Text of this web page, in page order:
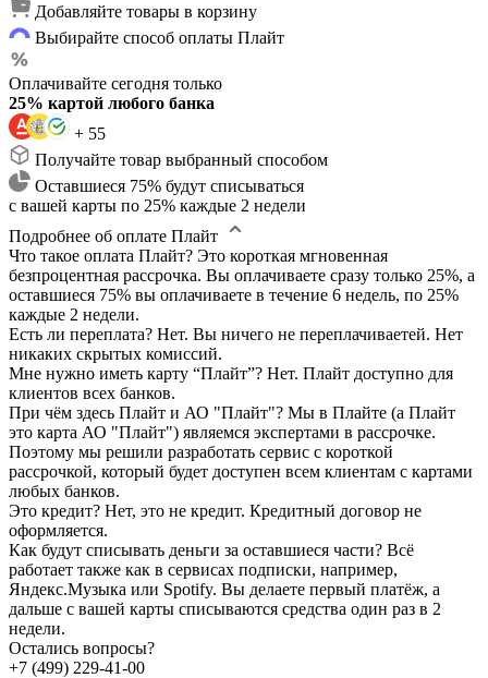
Добавляйте товары в корзину
Выбирайте способ оплаты Плайт
Оплачивайте сегодня только
25% картой любого банка
+ 55
Получайте товар выбранный способом
Оставшиеся 75% будут списываться
с вашей карты по 25% каждые 2 недели
Подробнее об оплате Плайт
Что такое оплата Плайт? Это короткая мгновенная
безпроцентная рассрочка. Вы оплачиваете сразу только 25%, а
оставшиеся 75% вы оплачиваете в течение 6 недель, по 25%
каждые 2 недели.
Есть ли переплата? Нет. Вы ничего не переплачиваетей. Нет
никаких скрытых комиссий.
Мне нужно иметь карту “Плайт”? Нет. Плайт доступно для
клиентов всех банков.
При чём здесь Плайт и АО "Плайт"? Мы в Плайте (а Плайт
это карта АО "Плайт") являемся экспертами в рассрочке.
Поэтому мы решили разработать сервис с короткой
рассрочкой, который будет доступен всем клиентам с картами
любых банков.
Это кредит? Нет, это не кредит. Кредитный договор не
оформляется.
Как будут списывать деньги за оставшиеся части? Всё
работает также как в сервисах подписки, например,
Яндекс.Музыка или Spotify. Вы делаете первый платёж, а
дальше с вашей карты списываются средства один раз в 2
недели.
Остались вопросы?
+7 (499) 229-41-00